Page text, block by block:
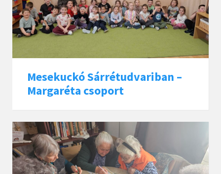
Mesekuckó Sárrétudvariban –
Margaréta csoport